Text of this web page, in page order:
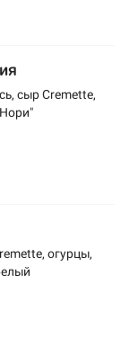
сыр Cremette,
огурцы,